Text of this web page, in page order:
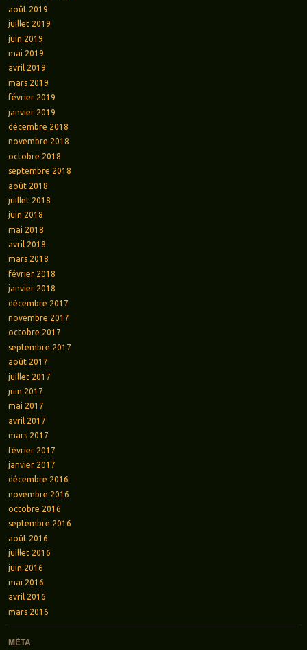
août 2019
juillet 2019
juin 2019
mai 2019
avril 2019
mars 2019
février 2019
janvier 2019
décembre 2018
novembre 2018
octobre 2018
septembre 2018
août 2018
juillet 2018
juin 2018
mai 2018
avril 2018
mars 2018
février 2018
janvier 2018
décembre 2017
novembre 2017
octobre 2017
septembre 2017
août 2017
juillet 2017
juin 2017
mai 2017
avril 2017
mars 2017
février 2017
janvier 2017
décembre 2016
novembre 2016
octobre 2016
septembre 2016
août 2016
juillet 2016
juin 2016
mai 2016
avril 2016
mars 2016
MÉTA